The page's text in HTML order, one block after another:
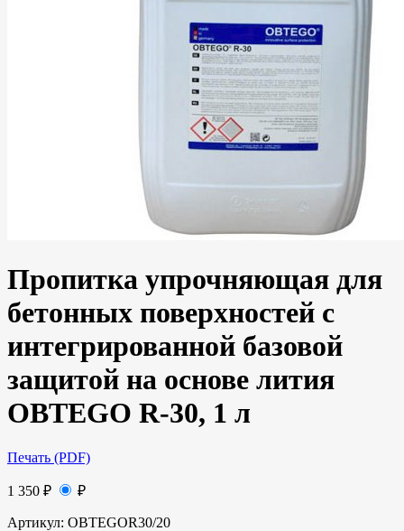
Пропитка упрочняющая для
бетонных поверхностей с
интегрированной базовой
защитой на основе лития
OBTEGO R-30, 1 л
Печать (PDF)
1 350 ₽ ₽
Артикул: OBTEGOR30/20